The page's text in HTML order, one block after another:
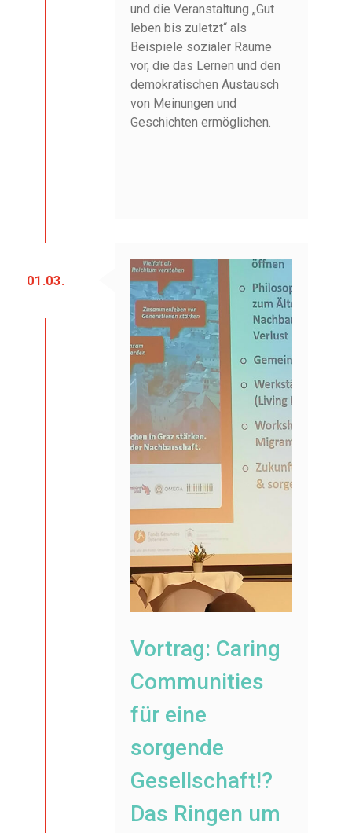
und die Veranstaltung „Gut
leben bis zuletzt“ als
Beispiele sozialer Räume
vor, die das Lernen und den
demokratischen Austausch
von Meinungen und
Geschichten ermöglichen.
Vortrag: Caring
Communities
für eine
sorgende
Gesellschaft!?
Das Ringen um
01.03.